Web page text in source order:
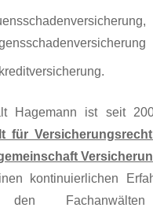
Hagemann ist seit
für
kontinuierlichen
den